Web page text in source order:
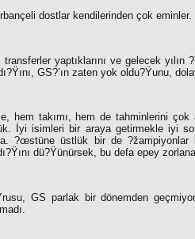
dostlar kendilerinden çok eminler.
transferler yaptıklarını ve gelecek yılın
GS?’ın zaten yok oldu?Ÿunu,
hem takımı, hem de tahminlerini çok
İyi isimleri bir araya getirmekle iyi
?œstüne üstlük bir de ?žampiyonlar
dü?Ÿünürsek, bu defa epey
GS parlak bir dönemden